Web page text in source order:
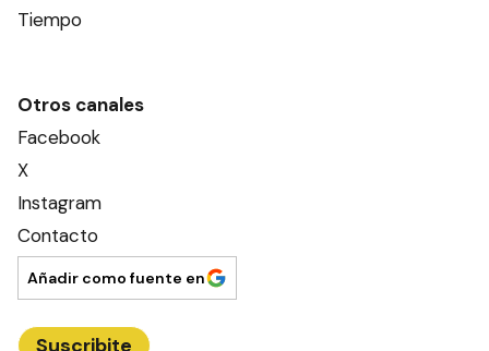
Tiempo
Otros canales
Facebook
X
Instagram
Contacto
Añadir como fuente en
Suscribite